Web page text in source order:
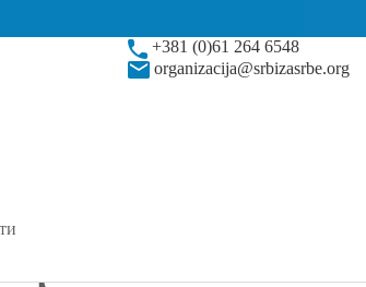
+381 (0)61 264 6548
organizacija@srbizasrbe.org